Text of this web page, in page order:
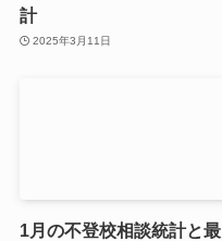
計
2025年3月11日
1月の不登校相談統計と最